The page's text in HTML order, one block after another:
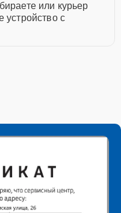
или курьер
устройство с